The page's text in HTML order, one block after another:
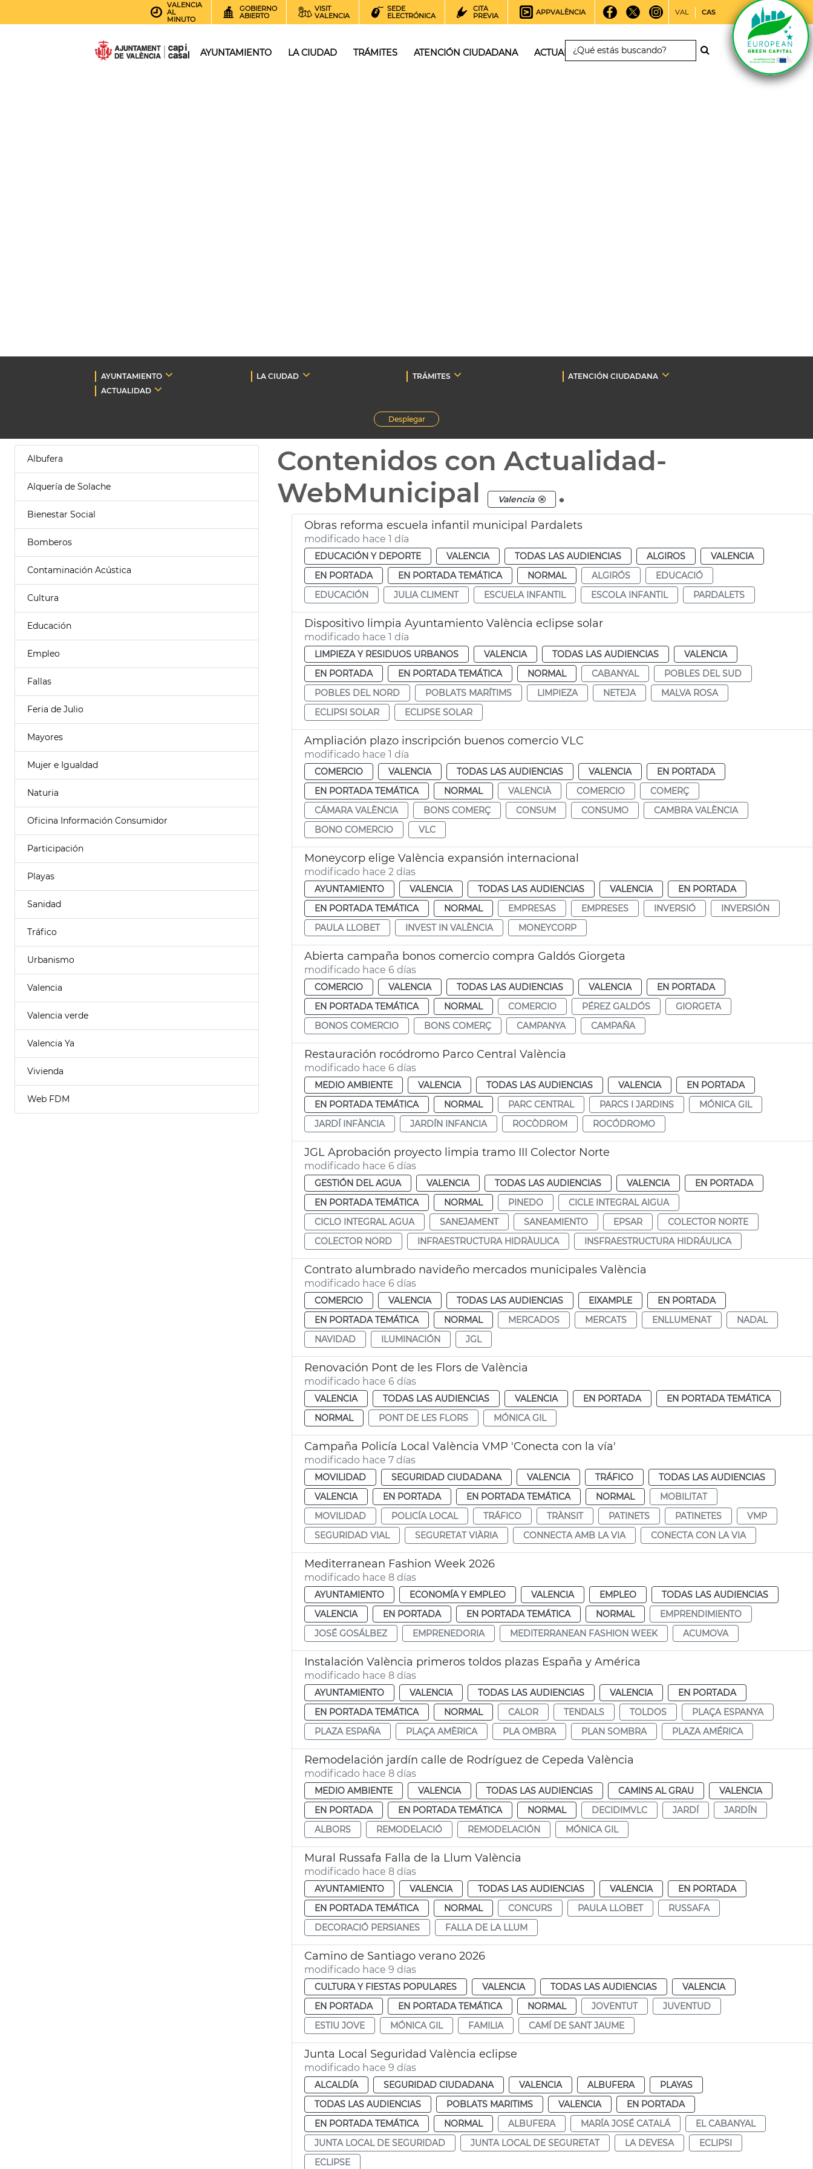
VALENCIA
AL
MINUTO
GOBIERNO
ABIERTO
VISIT
VALENCIA
SEDE
ELECTRÓNICA
CITA
PREVIA
APPVALÈNCIA VAL CAS
AYUNTAMIENTO LA CIUDAD TRÁMITES ATENCIÓN CIUDADANA ACTUALIDAD
AYUNTAMIENTO LA CIUDAD TRÁMITES
ATENCIÓN CIUDADANA
ACTUALIDAD
Desplegar
Albufera
Alquería de Solache
Bienestar Social
Bomberos
Contaminación Acústica
Cultura
Educación
Empleo
Fallas
Feria de Julio
Mayores
Mujer e Igualdad
Naturia
Oficina Información Consumidor
Participación
Playas
Sanidad
Tráfico
Urbanismo
Valencia
Valencia verde
Valencia Ya
Vivienda
Web FDM
Contenidos con Actualidad-
WebMunicipal
Valencia .
Obras reforma escuela infantil municipal Pardalets
modificado hace 1 día
EDUCACIÓN Y DEPORTE VALENCIA TODAS LAS AUDIENCIAS ALGIROS
VALENCIA
EN PORTADA
EN PORTADA TEMÁTICA NORMAL ALGIRÓS
EDUCACIÓ
EDUCACIÓN
JULIA CLIMENT ESCUELA INFANTIL ESCOLA INFANTIL PARDALETS
Dispositivo limpia Ayuntamiento València eclipse solar
modificado hace 1 día
LIMPIEZA Y RESIDUOS URBANOS VALENCIA TODAS LAS AUDIENCIAS
VALENCIA
EN PORTADA
EN PORTADA TEMÁTICA NORMAL CABANYAL
POBLES DEL SUD
POBLES DEL NORD
POBLATS MARÍTIMS LIMPIEZA NETEJA
MALVA ROSA
ECLIPSI SOLAR
ECLIPSE SOLAR
Ampliación plazo inscripción buenos comercio VLC
modificado hace 1 día
COMERCIO VALENCIA TODAS LAS AUDIENCIAS VALENCIA
EN PORTADA
EN PORTADA TEMÁTICA
NORMAL VALENCIÀ COMERCIO
COMERÇ
CÁMARA VALÈNCIA
BONS COMERÇ CONSUM CONSUMO
CAMBRA VALÈNCIA
BONO COMERCIO
VLC
Moneycorp elige València expansión internacional
modificado hace 2 días
AYUNTAMIENTO VALENCIA TODAS LAS AUDIENCIAS VALENCIA
EN PORTADA
EN PORTADA TEMÁTICA
NORMAL EMPRESAS EMPRESES INVERSIÓ
INVERSIÓN
PAULA LLOBET
INVEST IN VALÈNCIA MONEYCORP
Abierta campaña bonos comercio compra Galdós Giorgeta
modificado hace 6 días
COMERCIO VALENCIA TODAS LAS AUDIENCIAS VALENCIA
EN PORTADA
EN PORTADA TEMÁTICA
NORMAL COMERCIO PÉREZ GALDÓS
GIORGETA
BONOS COMERCIO
BONS COMERÇ CAMPANYA CAMPAÑA
Restauración rocódromo Parco Central València
modificado hace 6 días
MEDIO AMBIENTE VALENCIA TODAS LAS AUDIENCIAS VALENCIA
EN PORTADA
EN PORTADA TEMÁTICA
NORMAL PARC CENTRAL PARCS I JARDINS
MÓNICA GIL
JARDÍ INFÀNCIA
JARDÍN INFANCIA ROCÒDROM ROCÓDROMO
JGL Aprobación proyecto limpia tramo III Colector Norte
modificado hace 6 días
GESTIÓN DEL AGUA VALENCIA TODAS LAS AUDIENCIAS VALENCIA
EN PORTADA
EN PORTADA TEMÁTICA
NORMAL PINEDO
CICLE INTEGRAL AIGUA
CICLO INTEGRAL AGUA
SANEJAMENT SANEAMIENTO EPSAR
COLECTOR NORTE
COLECTOR NORD
INFRAESTRUCTURA HIDRÀULICA INSFRAESTRUCTURA HIDRÁULICA
Contrato alumbrado navideño mercados municipales València
modificado hace 6 días
COMERCIO VALENCIA TODAS LAS AUDIENCIAS EIXAMPLE
EN PORTADA
EN PORTADA TEMÁTICA
NORMAL MERCADOS MERCATS ENLLUMENAT
NADAL
NAVIDAD
ILUMINACIÓN JGL
Renovación Pont de les Flors de València
modificado hace 6 días
VALENCIA TODAS LAS AUDIENCIAS VALENCIA EN PORTADA
EN PORTADA TEMÁTICA
NORMAL
PONT DE LES FLORS MÓNICA GIL
Campaña Policía Local València VMP 'Conecta con la vía'
modificado hace 7 días
MOVILIDAD SEGURIDAD CIUDADANA VALENCIA TRÁFICO
TODAS LAS AUDIENCIAS
VALENCIA
EN PORTADA EN PORTADA TEMÁTICA NORMAL
MOBILITAT
MOVILIDAD
POLICÍA LOCAL TRÁFICO TRÀNSIT PATINETS PATINETES
VMP
SEGURIDAD VIAL
SEGURETAT VIÀRIA CONNECTA AMB LA VIA CONECTA CON LA VIA
Mediterranean Fashion Week 2026
modificado hace 8 días
AYUNTAMIENTO ECONOMÍA Y EMPLEO VALENCIA EMPLEO
TODAS LAS AUDIENCIAS
VALENCIA
EN PORTADA EN PORTADA TEMÁTICA NORMAL
EMPRENDIMIENTO
JOSÉ GOSÁLBEZ
EMPRENEDORIA MEDITERRANEAN FASHION WEEK ACUMOVA
Instalación València primeros toldos plazas España y América
modificado hace 8 días
AYUNTAMIENTO VALENCIA TODAS LAS AUDIENCIAS VALENCIA
EN PORTADA
EN PORTADA TEMÁTICA
NORMAL CALOR TENDALS TOLDOS
PLAÇA ESPANYA
PLAZA ESPAÑA
PLAÇA AMÈRICA PLA OMBRA PLAN SOMBRA PLAZA AMÉRICA
Remodelación jardín calle de Rodríguez de Cepeda València
modificado hace 8 días
MEDIO AMBIENTE VALENCIA TODAS LAS AUDIENCIAS CAMINS AL GRAU
VALENCIA
EN PORTADA
EN PORTADA TEMÁTICA NORMAL DECIDIMVLC JARDÍ
JARDÍN
ALBORS
REMODELACIÓ REMODELACIÓN MÓNICA GIL
Mural Russafa Falla de la Llum València
modificado hace 8 días
AYUNTAMIENTO VALENCIA TODAS LAS AUDIENCIAS VALENCIA
EN PORTADA
EN PORTADA TEMÁTICA
NORMAL CONCURS PAULA LLOBET
RUSSAFA
DECORACIÓ PERSIANES
FALLA DE LA LLUM
Camino de Santiago verano 2026
modificado hace 9 días
CULTURA Y FIESTAS POPULARES VALENCIA TODAS LAS AUDIENCIAS
VALENCIA
EN PORTADA
EN PORTADA TEMÁTICA NORMAL JOVENTUT
JUVENTUD
ESTIU JOVE
MÓNICA GIL FAMILIA CAMÍ DE SANT JAUME
Junta Local Seguridad València eclipse
modificado hace 9 días
ALCALDÍA SEGURIDAD CIUDADANA VALENCIA ALBUFERA
PLAYAS
TODAS LAS AUDIENCIAS
POBLATS MARITIMS VALENCIA
EN PORTADA
EN PORTADA TEMÁTICA
NORMAL ALBUFERA MARÍA JOSÉ CATALÁ
EL CABANYAL
JUNTA LOCAL DE SEGURIDAD
JUNTA LOCAL DE SEGURETAT LA DEVESA
ECLIPSI
ECLIPSE